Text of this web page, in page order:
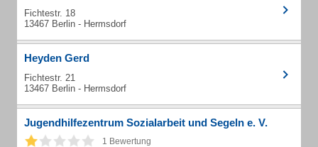
Fichtestr. 18
13467 Berlin - Hermsdorf
Heyden Gerd
Fichtestr. 21
13467 Berlin - Hermsdorf
Jugendhilfezentrum Sozialarbeit und Segeln e. V.
1 Bewertung